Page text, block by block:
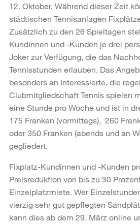
12. Oktober. Während dieser Zeit
städtischen Tennisanlagen
Zusätzlich zu den 26 Spieltagen
Kundinnen und -Kunden je drei
Joker zur Verfügung, die das
Tennisstunden erlauben. Das
besonders an Interessierte, die
Clubmitgliedschaft Tennis spielen
eine Stunde pro Woche und ist in
175 Franken (vormittags), 260
oder 350 Franken (abends und an
gegliedert.
Fixplatz-Kundinnen und -Kunden
Preisreduktion von bis zu 30
Einzelplatzmiete. Wer
vierzig sehr gut gepflegten
kann dies ab dem 29. März online